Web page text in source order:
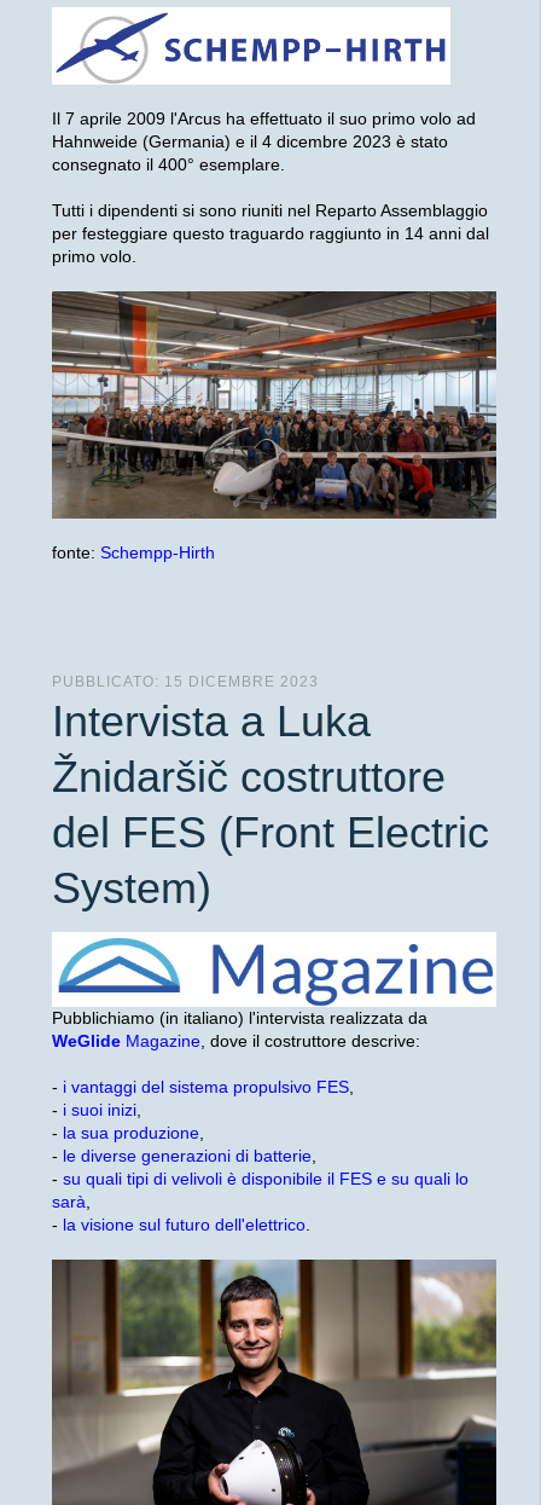
Il 7 aprile 2009 l'Arcus ha effettuato il suo primo volo ad
Hahnweide (Germania) e il 4 dicembre 2023 è stato
consegnato il 400° esemplare.
Tutti i dipendenti si sono riuniti nel Reparto Assemblaggio
per festeggiare questo traguardo raggiunto in 14 anni dal
primo volo.
fonte: Schempp-Hirth
PUBBLICATO: 15 DICEMBRE 2023
Intervista a Luka
Žnidaršič costruttore
del FES (Front Electric
System)
Pubblichiamo (in italiano) l'intervista realizzata da
WeGlide Magazine , dove il costruttore descrive:
- i vantaggi del sistema propulsivo FES
- i suoi inizi
- la sua produzione
- le diverse generazioni di batterie
- su quali tipi di velivoli è disponibile il FES e su quali lo
sarà
- la visione sul futuro dell'elettrico